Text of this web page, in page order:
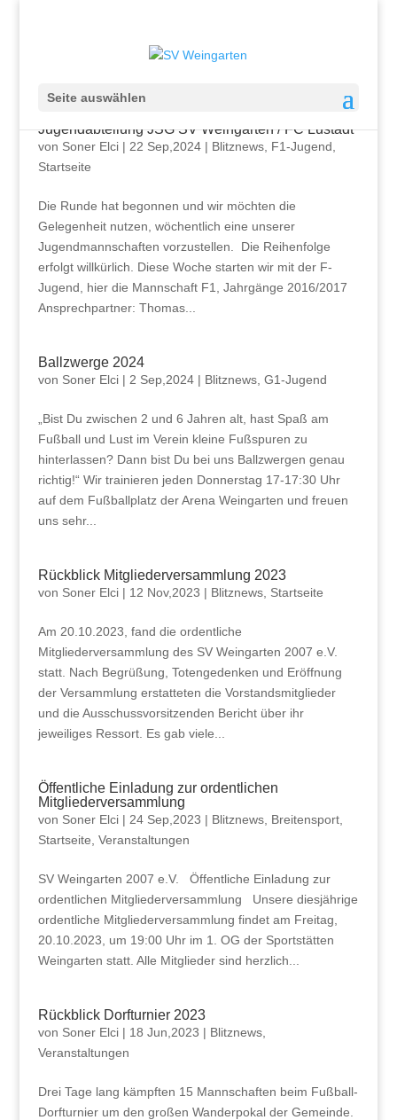
Seite auswählen
Jugendabteilung JSG SV Weingarten / FC Lustadt
von Soner Elci| 22 Sep,2024| Blitznews, F1-Jugend
Startseite
Die Runde hat begonnen und wir möchten die
Gelegenheit nutzen, wöchentlich eine unserer
Jugendmannschaften vorzustellen. Die Reihenfolge
erfolgt willkürlich. Diese Woche starten wir mit der F-
Jugend, hier die Mannschaft F1, Jahrgänge 2016/2017
Ansprechpartner: Thomas...
Ballzwerge 2024
von Soner Elci| 2 Sep,2024| Blitznews, G1-Jugend
„Bist Du zwischen 2 und 6 Jahren alt, hast Spaß am
Fußball und Lust im Verein kleine Fußspuren zu
hinterlassen? Dann bist Du bei uns Ballzwergen genau
richtig!“ Wir trainieren jeden Donnerstag 17-17:30 Uhr
auf dem Fußballplatz der Arena Weingarten und freuen
uns sehr...
Rückblick Mitgliederversammlung 2023
von Soner Elci| 12 Nov,2023 | Blitznews, Startseite
Am 20.10.2023, fand die ordentliche
Mitgliederversammlung des SV Weingarten 2007 e.V.
statt. Nach Begrüßung, Totengedenken und Eröffnung
der Versammlung erstatteten die Vorstandsmitglieder
und die Ausschussvorsitzenden Bericht über ihr
jeweiliges Ressort. Es gab viele...
Öffentliche Einladung zur ordentlichen
Mitgliederversammlung
von Soner Elci| 24 Sep,2023 | Blitznews, Breitensport,
Startseite Veranstaltungen
SV Weingarten 2007 e.V. Öffentliche Einladung zur
ordentlichen Mitgliederversammlung Unsere diesjährige
ordentliche Mitgliederversammlung findet am Freitag,
20.10.2023, um 19:00 Uhr im 1. OG der Sportstätten
Weingarten statt. Alle Mitglieder sind herzlich...
Rückblick Dorfturnier 2023
von Soner Elci| 18 Jun,2023 | Blitznews,
Veranstaltungen
Drei Tage lang kämpften 15 Mannschaften beim Fußball-
Dorfturnier um den großen Wanderpokal der Gemeinde.